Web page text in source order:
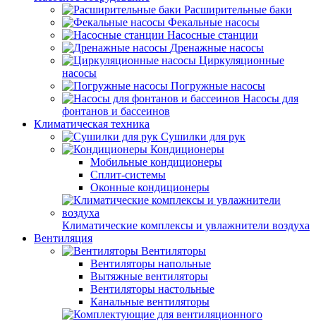
Расширительные баки
Фекальные насосы
Насосные станции
Дренажные насосы
Циркуляционные
насосы
Погружные насосы
Насосы для
фонтанов и бассеинов
Климатическая техника
Сушилки для рук
Кондиционеры
Мобильные кондиционеры
Сплит-системы
Оконные кондиционеры
Климатические комплексы и увлажнители воздуха
Вентиляция
Вентиляторы
Вентиляторы напольные
Вытяжные вентиляторы
Вентиляторы настольные
Канальные вентиляторы